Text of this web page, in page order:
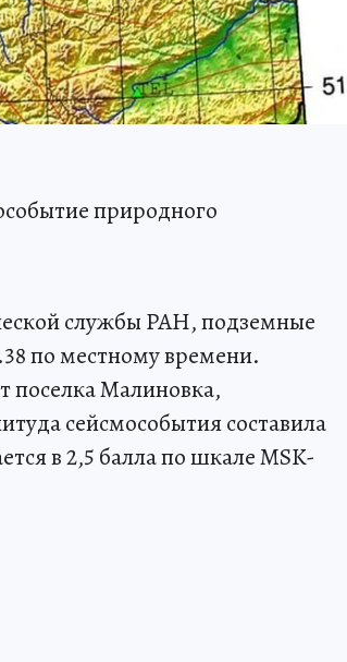
природного
службы РАН, подземные
по местному времени.
поселка Малиновка,
сейсмособытия составила
в 2,5 балла по шкале MSK-